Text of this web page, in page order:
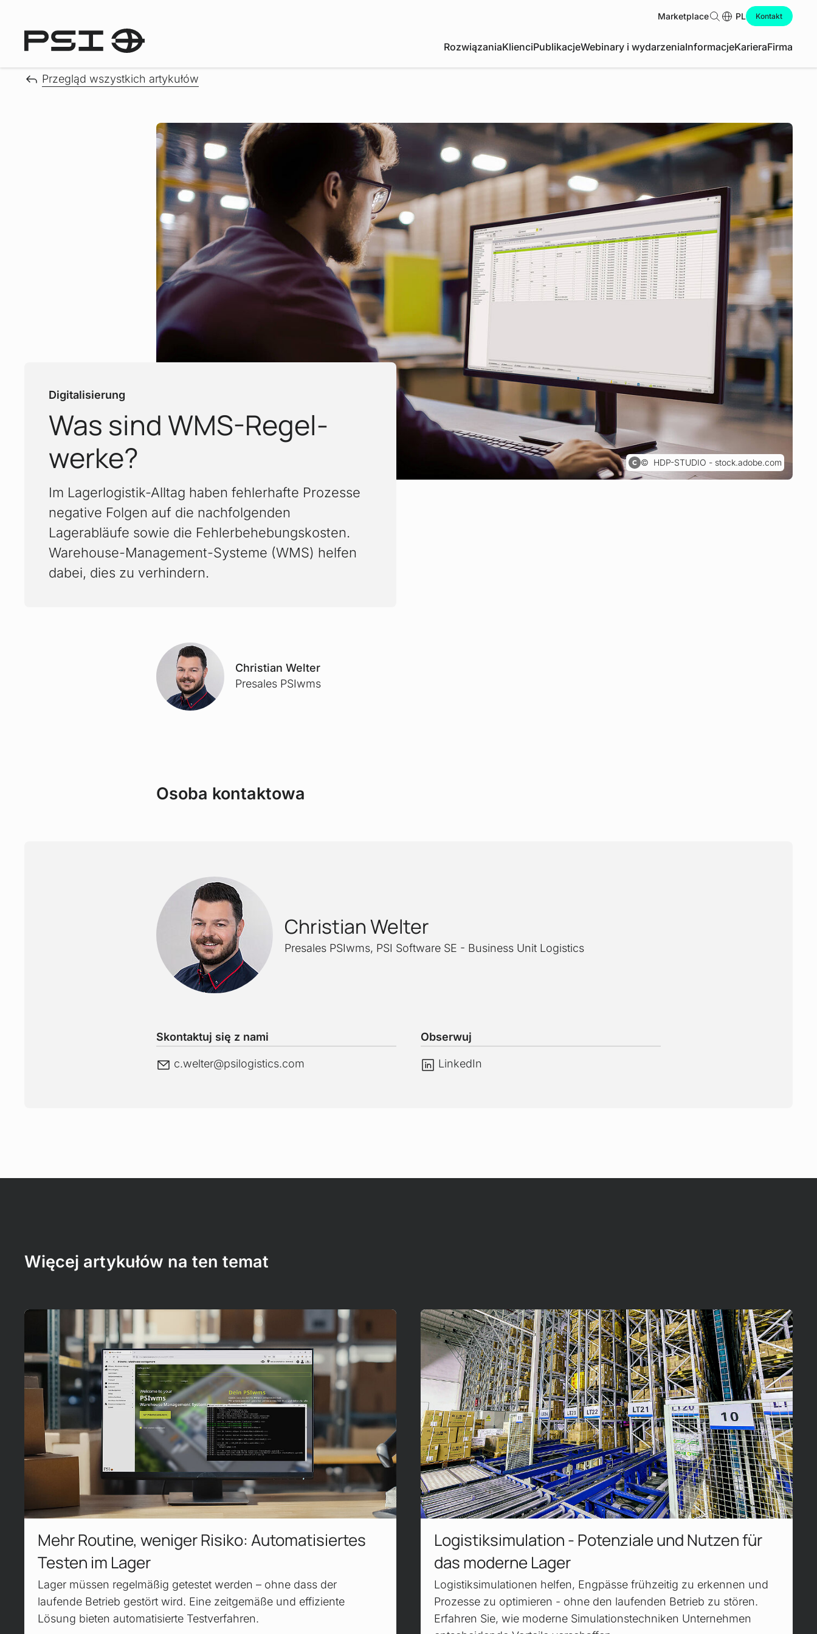
RozwiązaniaKlienciPublikacjeWebinary i wydarzeniaInformacjeKarieraFirma
Marketplace Szukaj
PL Kontakt
Przegląd wszystkich artykułów
HDP-STUDIO - stock.adobe.com
Digitalisierung
:
Was sind WMS-Regel­
werke?
Im Lagerlogistik-Alltag haben fehlerhafte Prozesse
negative Folgen auf die nachfolgenden
Lagerabläufe sowie die Fehlerbehebungskosten.
Warehouse-Management-Systeme (WMS) helfen
dabei, dies zu verhindern.
Christian Welter
Presales PSIwms
Osoba kontaktowa
Christian Welter
Presales PSIwms, PSI Software SE - Business Unit Logistics
Skontaktuj się z nami
E-Mailc.welter@psilogistics.com
Obserwuj
LinkedIn
LinkedIn
Więcej artykułów na ten temat
Mehr Routine, weniger Risiko: Automatisiertes
Testen im Lager
Lager müssen regelmäßig getestet werden – ohne dass der
laufende Betrieb gestört wird. Eine zeitgemäße und effiziente
Lösung bieten automatisierte Testverfahren.
Czytaj więcej!
Logistik­simulation - Potenziale und Nutzen für
das moderne Lager
Logistiksimulationen helfen, Engpässe früh­zeitig zu er­kennen und
Prozesse zu opti­mieren - ohne den laufenden Betrieb zu stören.
Erfahren Sie, wie moderne Simulations­techniken Unter­nehmen
Czytaj więcej!